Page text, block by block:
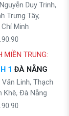
Duy Trinh,
Trưng Tây,
Minh
MIỀN TRUNG:
1 ĐÀ NẴNG
Văn Linh, Thạch
Khê, Đà Nẵng